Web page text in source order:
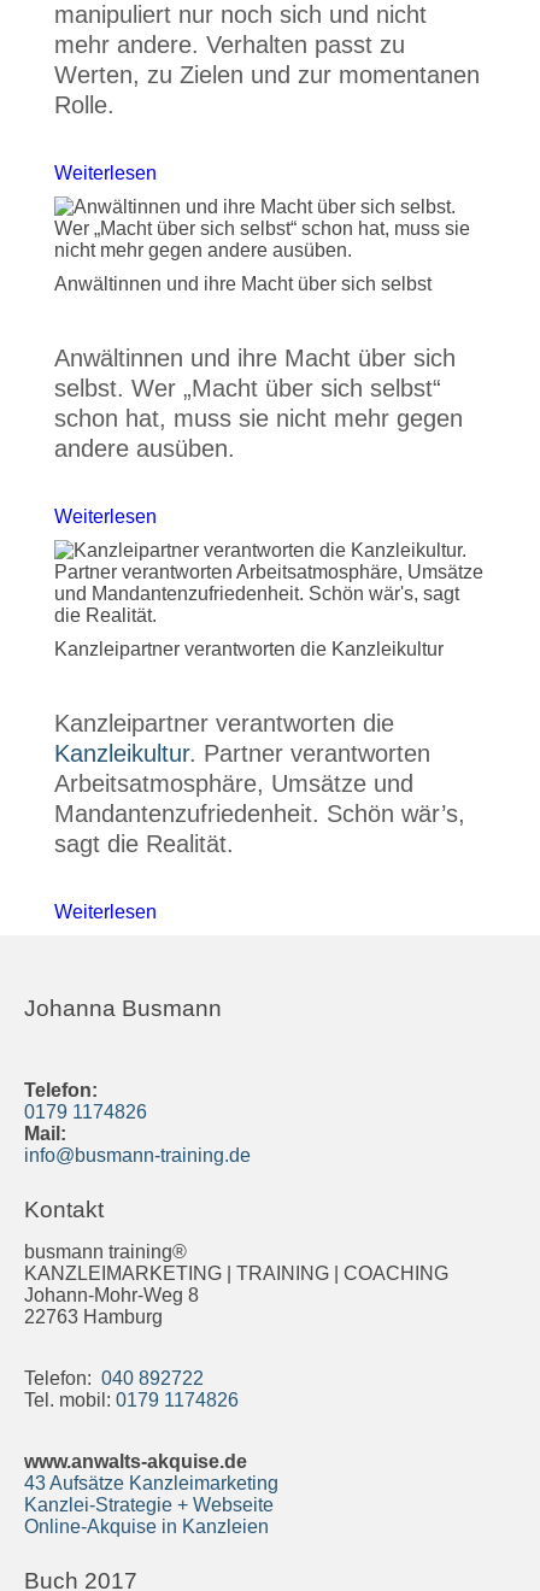
manipuliert nur noch sich und nicht
mehr andere. Verhalten passt zu
Werten, zu Zielen und zur momentanen
Rolle.
Weiterlesen
Anwältinnen und ihre Macht über sich selbst
Anwältinnen und ihre Macht über sich
selbst. Wer „Macht über sich selbst“
schon hat, muss sie nicht mehr gegen
andere ausüben.
Weiterlesen
Kanzleipartner verantworten die Kanzleikultur
Kanzleipartner verantworten die
Kanzleikultur. Partner verantworten
Arbeitsatmosphäre, Umsätze und
Mandantenzufriedenheit. Schön wär’s,
sagt die Realität.
Weiterlesen
Johanna Busmann
Telefon:
0179 1174826
Mail:
info@busmann-training.de
Kontakt
busmann training®
KANZLEIMARKETING | TRAINING | COACHING
Johann-Mohr-Weg 8
22763 Hamburg
Telefon: 040 892722
Tel. mobil: 0179 1174826
www.anwalts-akquise.de
43 Aufsätze Kanzleimarketing
Kanzlei-Strategie + Webseite
Online-Akquise in Kanzleien
Buch 2017